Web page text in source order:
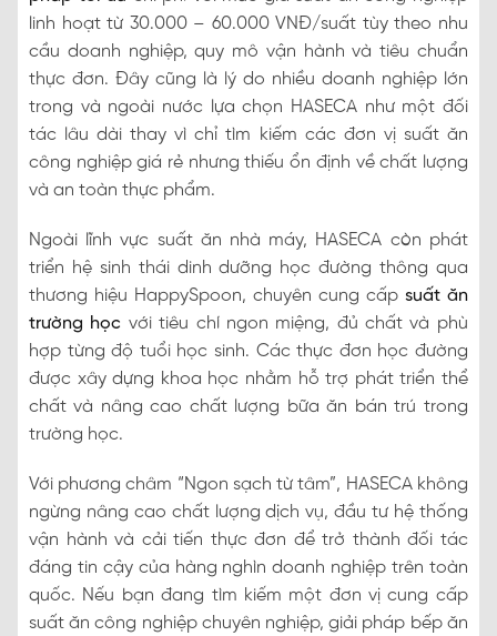
linh hoạt từ 30.000 – 60.000 VNĐ/suất tùy theo nhu
cầu doanh nghiệp, quy mô vận hành và tiêu chuẩn
thực đơn. Đây cũng là lý do nhiều doanh nghiệp lớn
trong và ngoài nước lựa chọn HASECA như một đối
tác lâu dài thay vì chỉ tìm kiếm các đơn vị suất ăn
công nghiệp giá rẻ nhưng thiếu ổn định về chất lượng
và an toàn thực phẩm.
Ngoài lĩnh vực suất ăn nhà máy, HASECA còn phát
triển hệ sinh thái dinh dưỡng học đường thông qua
thương hiệu HappySpoon, chuyên cung cấp suất ăn
trường học với tiêu chí ngon miệng, đủ chất và phù
hợp từng độ tuổi học sinh. Các thực đơn học đường
được xây dựng khoa học nhằm hỗ trợ phát triển thể
chất và nâng cao chất lượng bữa ăn bán trú trong
trường học.
Với phương châm “Ngon sạch từ tâm”, HASECA không
ngừng nâng cao chất lượng dịch vụ, đầu tư hệ thống
vận hành và cải tiến thực đơn để trở thành đối tác
đáng tin cậy của hàng nghìn doanh nghiệp trên toàn
quốc. Nếu bạn đang tìm kiếm một đơn vị cung cấp
suất ăn công nghiệp chuyên nghiệp, giải pháp bếp ăn